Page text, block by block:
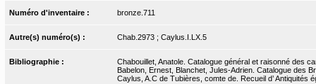
Numéro d'inventaire : bronze.711
Autre(s) numéro(s) : Chab.2973 ; Caylus.I.LX.5
Bibliographie :
Chabouillet, Anatole. Catalogue général et raisonné des
Babelon, Ernest, Blanchet, Jules-Adrien. Catalogue des
Caylus, A.C de Tubières, comte de. Recueil d’